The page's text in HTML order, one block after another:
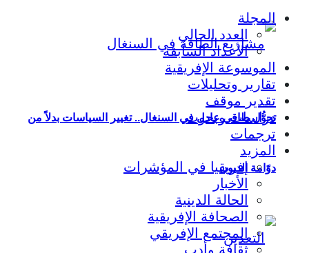
تحوُّل طاقي عادل في السنغال.. تغيير السياسات بدلاً من
دوّامة الديون
المجلة
العدد الحالي
الأعداد السابقة
الموسوعة الإفريقية
تقارير وتحليلات
تقدير موقف
دراسات وبحوث
ترجمات
المزيد
إفريقيا في المؤشرات
الأخبار
الحالة الدينية
الصحافة الإفريقية
المجتمع الإفريقي
ثقافة وأدب